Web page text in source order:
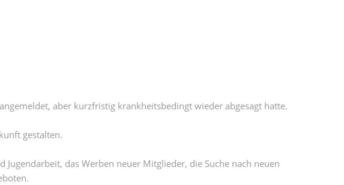
aber kurzfristig krankheitsbedingt wieder abgesagt hatte.
gestalten.
das Werben neuer Mitglieder, die Suche nach neuen